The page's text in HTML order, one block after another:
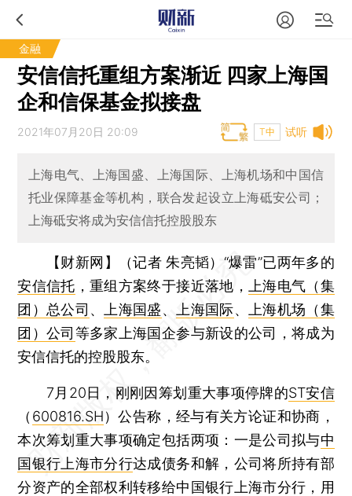
金融
安信信托重组方案渐近 四家上海国
企和信保基金拟接盘
试听
2021年07月20日 20:09 T中
上海电气、上海国盛、上海国际、上海机场和中国信
托业保障基金等机构，联合发起设立上海砥安公司；
上海砥安将成为安信信托控股股东
【财新网】（记者 朱亮韬） “爆雷”已两年多的
安信信托 ，重组方案终于接近落地，
上海电气（集
团）总公司 、 上海国盛、 上海国际、
上海机场（集
团）公司 等多家上海国企参与新设的公司，将成为
安信信托的控股股东。
7月20日，刚刚因筹划重大事项停牌的ST安信
（ 600816.SH）公告称，经与有关方论证和协商，
本次筹划重大事项确定包括两项：一是公司拟与中
国银行上海市分行达成债务和解，公司将所持有部
分资产的全部权利转移给中国银行上海市分行，用